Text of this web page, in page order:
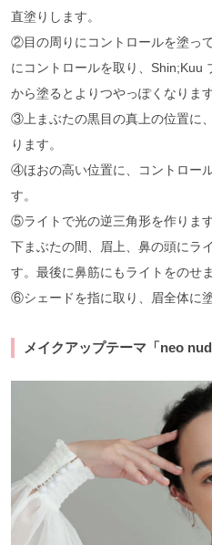
直塗りします。
②目の周りにコントロールを塗っ
にコントロールを取り、Shin;Kuu
から塗るとよりつやっぽくなります
③上まぶたの黒目の真上の位置に
ります。
④ほおの高い位置に、コントロー
す。
⑤ライトで光の逆三角形を作りま
下まぶたの間、眉上、鼻の頭にラ
す。最後に鼻筋にもライトをのせま
⑥シェードを指に取り、眉全体に塗
メイクアップテーマ「neo